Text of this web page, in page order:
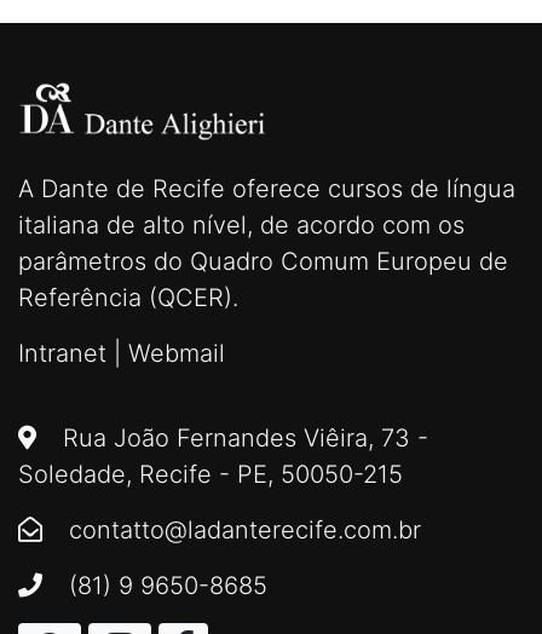
A Dante de Recife oferece cursos de língua
italiana de alto nível, de acordo com os
parâmetros do Quadro Comum Europeu de
Referência (QCER).
Intranet
Webmail
Rua João Fernandes Viêira, 73 -
Soledade, Recife - PE, 50050-215
contatto@ladanterecife.com.br
(81) 9 9650-8685